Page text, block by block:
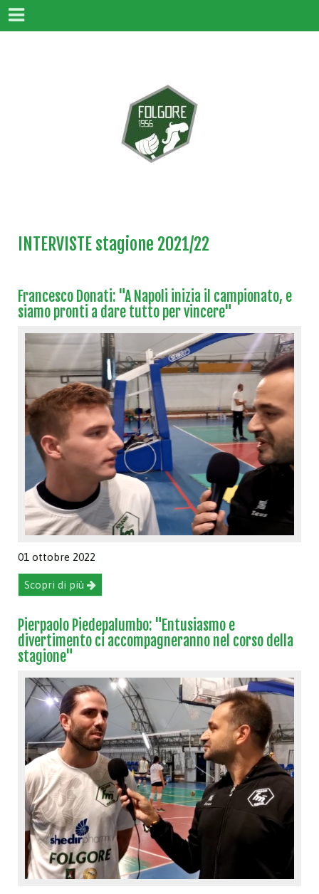
INTERVISTE stagione 2021/22
Francesco Donati: "A Napoli inizia il campionato, e
siamo pronti a dare tutto per vincere"
01 ottobre 2022
Scopri di più
Pierpaolo Piedepalumbo: "Entusiasmo e
divertimento ci accompagneranno nel corso della
stagione"